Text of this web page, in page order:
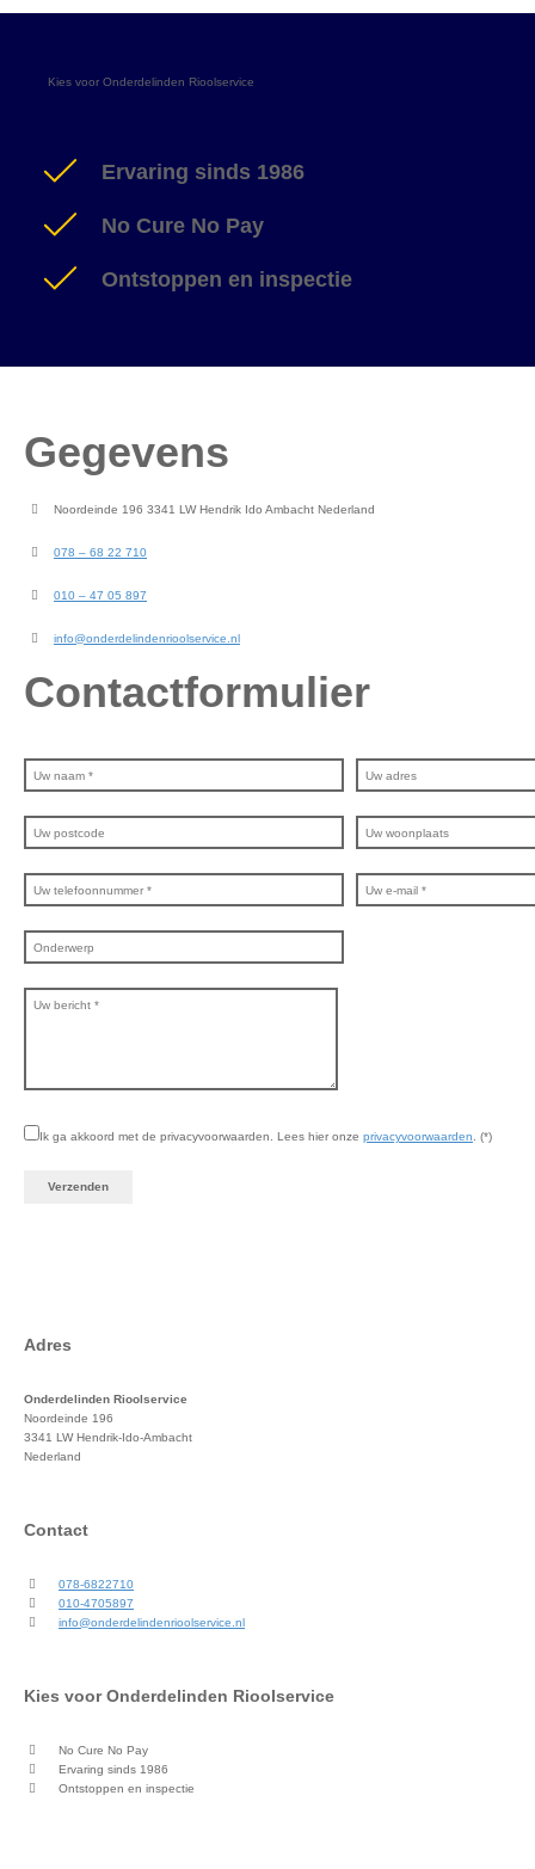
Kies voor Onderdelinden Rioolservice
Ervaring sinds 1986
No Cure No Pay
Ontstoppen en inspectie
Gegevens
Noordeinde 196 3341 LW Hendrik Ido Ambacht Nederland
078 – 68 22 710
010 – 47 05 897
info@onderdelindenrioolservice.nl
Contactformulier
Ik ga akkoord met de privacyvoorwaarden. Lees hier onze privacyvoorwaarden. (*)
Adres
Onderdelinden Rioolservice
Noordeinde 196
3341 LW Hendrik-Ido-Ambacht
Nederland
Contact
078-6822710
010-4705897
info@onderdelindenrioolservice.nl
Kies voor Onderdelinden Rioolservice
No Cure No Pay
Ervaring sinds 1986
Ontstoppen en inspectie